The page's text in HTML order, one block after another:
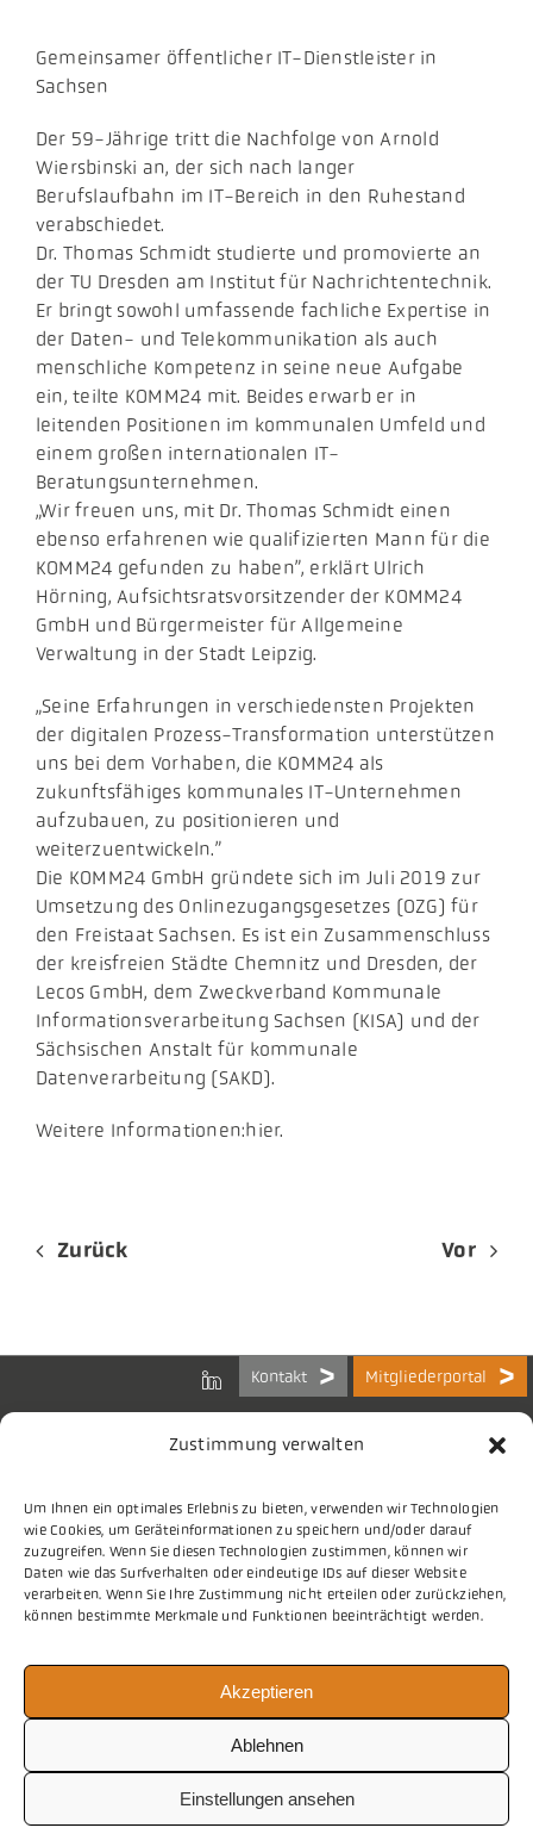
Zustimmung verwalten
Um Ihnen ein optimales Erlebnis zu bieten, verwenden wir Technologien
wie Cookies, um Geräteinformationen zu speichern und/oder darauf
zuzugreifen. Wenn Sie diesen Technologien zustimmen, können wir
Daten wie das Surfverhalten oder eindeutige IDs auf dieser Website
verarbeiten. Wenn Sie Ihre Zustimmung nicht erteilen oder zurückziehen,
können bestimmte Merkmale und Funktionen beeinträchtigt werden.
Akzeptieren
Ablehnen
Einstellungen ansehen
Gemeinsamer öffentlicher IT-Dienstleister in
Sachsen
Der 59-Jährige tritt die Nachfolge von Arnold
Wiersbinski an, der sich nach langer
Berufslaufbahn im IT-Bereich in den Ruhestand
verabschiedet.
Dr. Thomas Schmidt studierte und promovierte an
der TU Dresden am Institut für Nachrichtentechnik.
Er bringt sowohl umfassende fachliche Expertise in
der Daten- und Telekommunikation als auch
menschliche Kompetenz in seine neue Aufgabe
ein, teilte KOMM24 mit. Beides erwarb er in
leitenden Positionen im kommunalen Umfeld und
einem großen internationalen IT-
Beratungsunternehmen.
„Wir freuen uns, mit Dr. Thomas Schmidt einen
ebenso erfahrenen wie qualifizierten Mann für die
KOMM24 gefunden zu haben”, erklärt Ulrich
Hörning, Aufsichtsratsvorsitzender der KOMM24
GmbH und Bürgermeister für Allgemeine
Verwaltung in der Stadt Leipzig.
„Seine Erfahrungen in verschiedensten Projekten
der digitalen Prozess-Transformation unterstützen
uns bei dem Vorhaben, die KOMM24 als
zukunftsfähiges kommunales IT-Unternehmen
aufzubauen, zu positionieren und
weiterzuentwickeln.”
Die KOMM24 GmbH gründete sich im Juli 2019 zur
Umsetzung des Onlinezugangsgesetzes (OZG) für
den Freistaat Sachsen. Es ist ein Zusammenschluss
der kreisfreien Städte Chemnitz und Dresden, der
Lecos GmbH, dem Zweckverband Kommunale
Informationsverarbeitung Sachsen (KISA) und der
Sächsischen Anstalt für kommunale
Datenverarbeitung (SAKD).
Weitere Informationen:hier.
Zurück Vor
Kontakt Mitgliederportal
Bundes-Arbeitsgemeinschaft
der Kommunalen IT-Dienstleister e.V.
Charlottenstraße 65
10117 Berlin
Tel.030 2063 156 0
info@vitako.de